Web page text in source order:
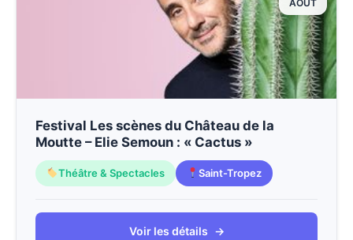
AOÛT
Festival Les scènes du Château de la
Moutte – Elie Semoun : « Cactus »
Théâtre & Spectacles Saint-Tropez
Voir les détails →